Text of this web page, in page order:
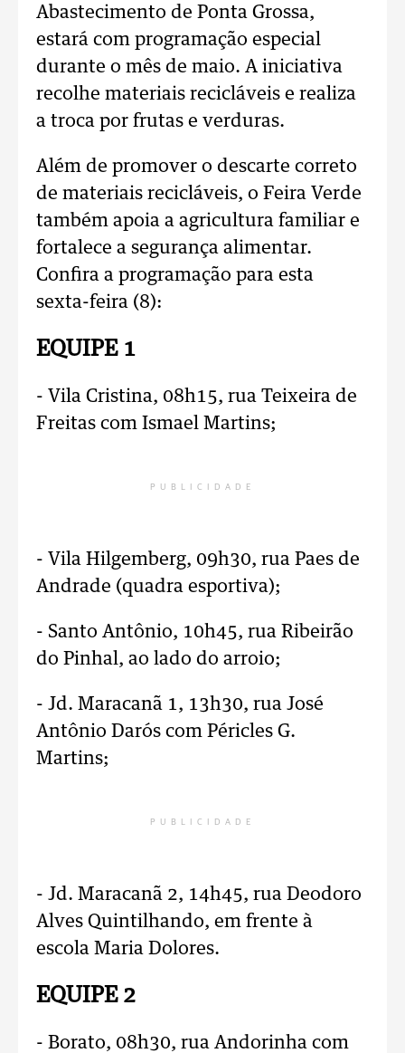
Abastecimento de Ponta Grossa,
estará com programação especial
durante o mês de maio. A iniciativa
recolhe materiais recicláveis e realiza
a troca por frutas e verduras.
Além de promover o descarte correto
de materiais recicláveis, o Feira Verde
também apoia a agricultura familiar e
fortalece a segurança alimentar.
Confira a programação para esta
sexta-feira (8):
EQUIPE 1
- Vila Cristina, 08h15, rua Teixeira de
Freitas com Ismael Martins;
PUBLICIDADE
- Vila Hilgemberg, 09h30, rua Paes de
Andrade (quadra esportiva);
- Santo Antônio, 10h45, rua Ribeirão
do Pinhal, ao lado do arroio;
- Jd. Maracanã 1, 13h30, rua José
Antônio Darós com Péricles G.
Martins;
PUBLICIDADE
- Jd. Maracanã 2, 14h45, rua Deodoro
Alves Quintilhando, em frente à
escola Maria Dolores.
EQUIPE 2
- Borato, 08h30, rua Andorinha com